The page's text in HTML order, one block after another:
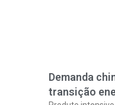
Demanda
transição